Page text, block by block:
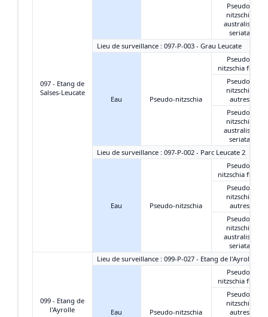
097 - Etang de
Salses-Leucate
Pseudo-
nitzschia
australis +
seriata
Lieu de surveillance : 097-P-003 - Grau Leucate
Eau Pseudo-nitzschia
Pseudo-
nitzschia fines
Pseudo-
nitzschia
autres
Pseudo-
nitzschia
australis +
seriata
Lieu de surveillance : 097-P-002 - Parc Leucate 2
Eau Pseudo-nitzschia
Pseudo-
nitzschia fines
Pseudo-
nitzschia
autres
Pseudo-
nitzschia
australis +
seriata
099 - Etang de
l'Ayrolle
Lieu de surveillance : 099-P-027 - Etang de l'Ayrolle -
Eau Pseudo-nitzschia
Pseudo-
nitzschia fines
Pseudo-
nitzschia
autres